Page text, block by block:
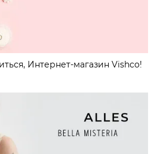
Интернет-магазин Vishco!